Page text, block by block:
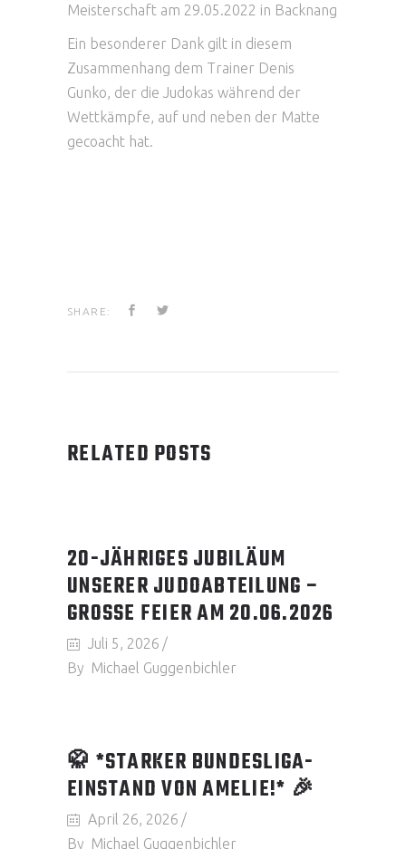
Meisterschaft am 29.05.2022 in Backnang
Ein besonderer Dank gilt in diesem
Zusammenhang dem Trainer Denis
Gunko, der die Judokas während der
Wettkämpfe, auf und neben der Matte
gecoacht hat.
SHARE:
RELATED POSTS
20-JÄHRIGES JUBILÄUM
UNSERER JUDOABTEILUNG –
GROSSE FEIER AM 20.06.2026
Juli 5, 2026
By Michael Guggenbichler
🥋 *STARKER BUNDESLIGA-
EINSTAND VON AMELIE!* 🎉
April 26, 2026
By Michael Guggenbichler